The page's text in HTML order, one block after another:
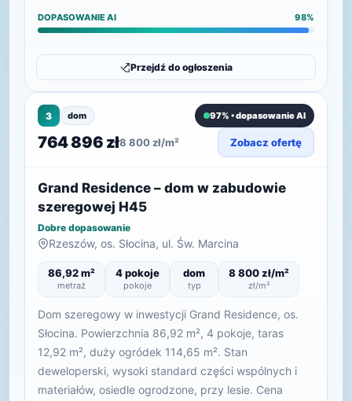
DOPASOWANIE AI 98%
Przejdź do ogłoszenia
3 dom 97% • dopasowanie AI
764 896 zł8 800 zł/m² Zobacz ofertę
Grand Residence – dom w zabudowie
szeregowej H45
Dobre dopasowanie
Rzeszów, os. Słocina, ul. Św. Marcina
86,92 m²
metraż
4 pokoje
pokoje
dom
typ
8 800 zł/m²
zł/m²
Dom szeregowy w inwestycji Grand Residence, os.
Słocina. Powierzchnia 86,92 m², 4 pokoje, taras
12,92 m², duży ogródek 114,65 m². Stan
deweloperski, wysoki standard części wspólnych i
materiałów, osiedle ogrodzone, przy lesie. Cena